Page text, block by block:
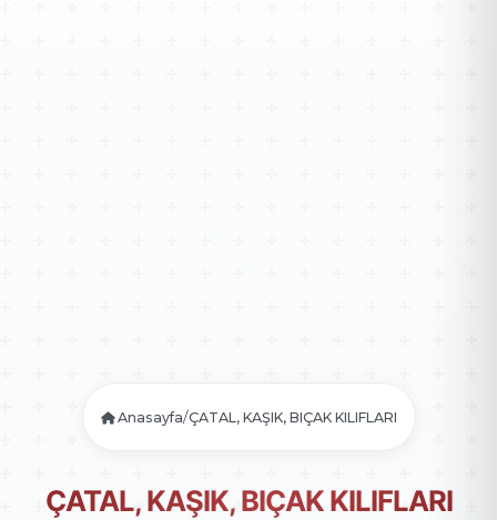
Anasayfa/ÇATAL, KAŞIK, BIÇAK KILIFLARI
ÇATAL, KAŞIK, BIÇAK KILIFLARI